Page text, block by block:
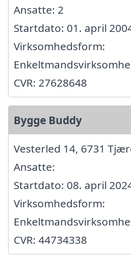
Ansatte: 2
Startdato: 01. april
Virksomhedsform:
CVR: 27628648
Bygge Buddy
Vesterled 14, 6731
Ansatte:
Startdato: 08. april
Virksomhedsform:
CVR: 44734338